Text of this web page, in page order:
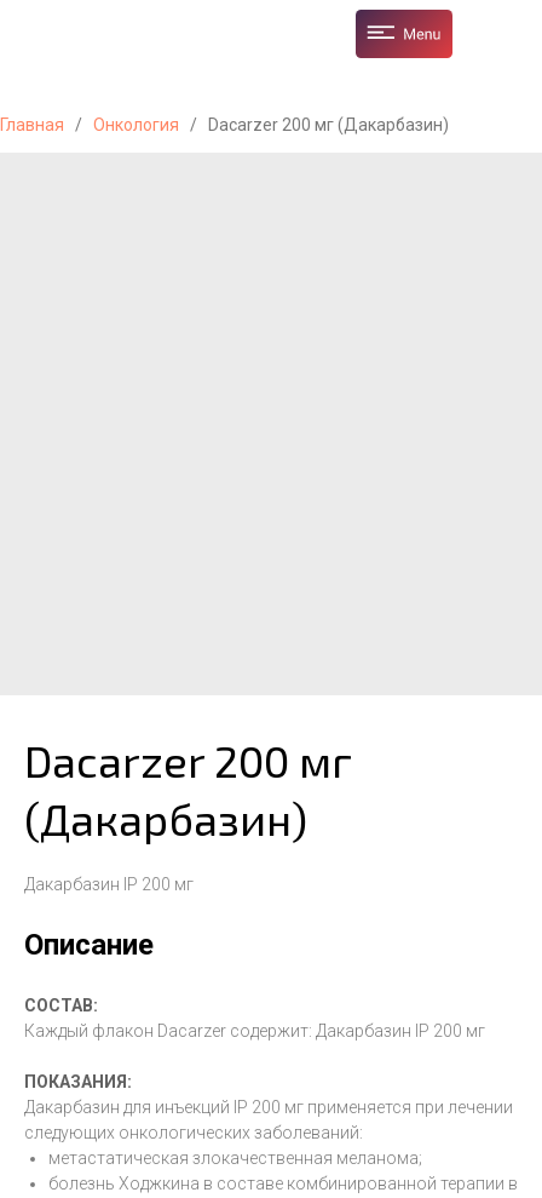
Главная / Онкология / Dacarzer 200 мг (Дакарбазин)
Dacarzer 200 мг
(Дакарбазин)
Дакарбазин IP 200 мг
Описание
СОСТАВ:
Каждый флакон Dacarzer содержит: Дакарбазин IP 200 мг
ПОКАЗАНИЯ:
Дакарбазин для инъекций IP 200 мг применяется при лечении
следующих онкологических заболеваний:
метастатическая злокачественная меланома;
болезнь Ходжкина в составе комбинированной терапии в